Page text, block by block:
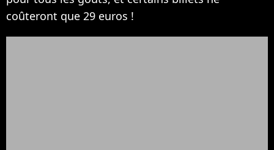
coûteront que 29 euros !